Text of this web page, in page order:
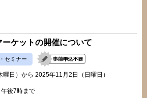
ケットの開催について
セミナー
日）から 2025年11月2日（日曜日）
後7時まで